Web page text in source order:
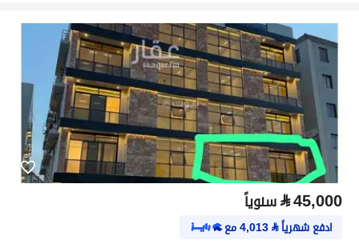
⃁45,000 سنوياً
ادفع شهرياً⃁
4,013مع